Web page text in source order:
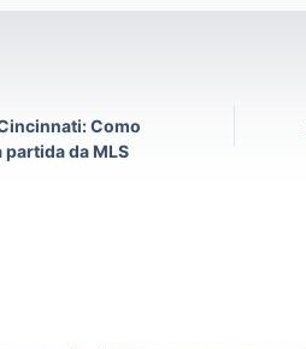
Como
da MLS